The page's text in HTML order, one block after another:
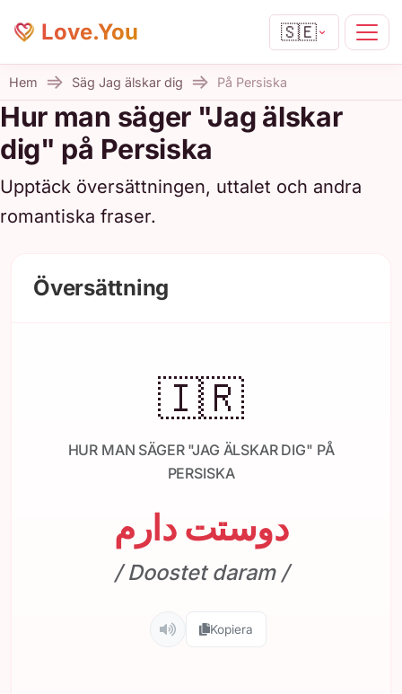
Love.You 🇸🇪
Hem Säg Jag älskar dig På Persiska
Hur man säger "Jag älskar
dig" på Persiska
Upptäck översättningen, uttalet och andra
romantiska fraser.
Översättning
🇮🇷
HUR MAN SÄGER "JAG ÄLSKAR DIG" PÅ
PERSISKA
دوستت دارم
/ Doostet daram /
Kopiera